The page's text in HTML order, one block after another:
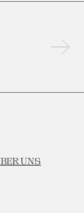
UNS